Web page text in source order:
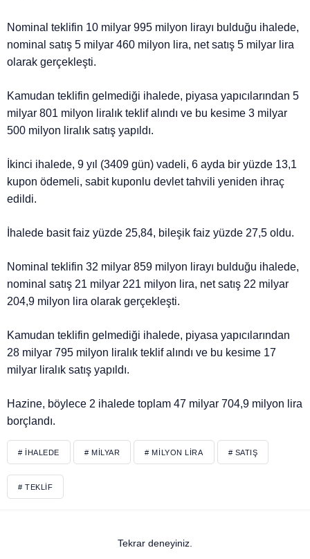
Nominal teklifin 10 milyar 995 milyon lirayı bulduğu ihalede,
nominal satış 5 milyar 460 milyon lira, net satış 5 milyar lira
olarak gerçekleşti.
Kamudan teklifin gelmediği ihalede, piyasa yapıcılarından 5
milyar 801 milyon liralık teklif alındı ve bu kesime 3 milyar
500 milyon liralık satış yapıldı.
İkinci ihalede, 9 yıl (3409 gün) vadeli, 6 ayda bir yüzde 13,1
kupon ödemeli, sabit kuponlu devlet tahvili yeniden ihraç
edildi.
İhalede basit faiz yüzde 25,84, bileşik faiz yüzde 27,5 oldu.
Nominal teklifin 32 milyar 859 milyon lirayı bulduğu ihalede,
nominal satış 21 milyar 221 milyon lira, net satış 22 milyar
204,9 milyon lira olarak gerçekleşti.
Kamudan teklifin gelmediği ihalede, piyasa yapıcılarından
28 milyar 795 milyon liralık teklif alındı ve bu kesime 17
milyar liralık satış yapıldı.
Hazine, böylece 2 ihalede toplam 47 milyar 704,9 milyon lira
borçlandı.
# İHALEDE # MILYAR # MILYON LIRA # SATIŞ
# TEKLIF
Tekrar deneyiniz.